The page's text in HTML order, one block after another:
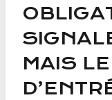
MAIS